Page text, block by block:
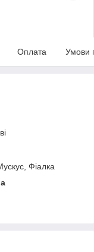
Оплата Умови
Фіалка